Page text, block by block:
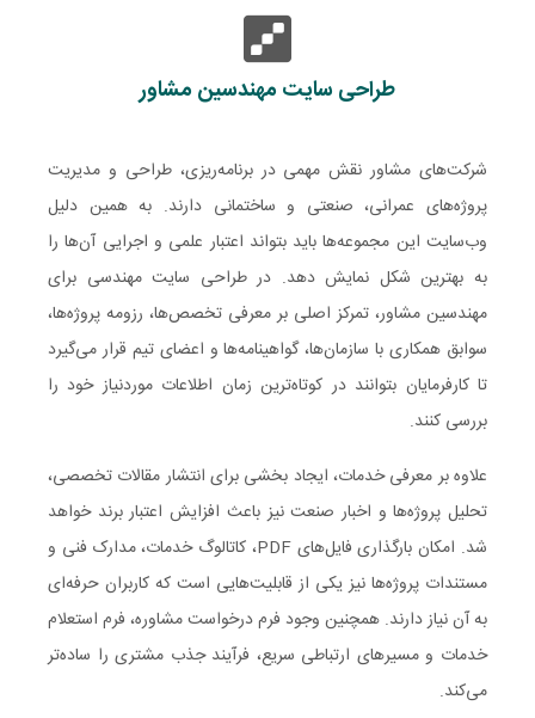
طراحی سایت مهندسین مشاور
شرکت‌های مشاور نقش مهمی در برنامه‌ریزی، طراحی و مدیریت
پروژه‌های عمرانی، صنعتی و ساختمانی دارند. به همین دلیل
وب‌سایت این مجموعه‌ها باید بتواند اعتبار علمی و اجرایی آن‌ها را
به بهترین شکل نمایش دهد. در طراحی سایت مهندسی برای
مهندسین مشاور، تمرکز اصلی بر معرفی تخصص‌ها، رزومه پروژه‌ها،
سوابق همکاری با سازمان‌ها، گواهینامه‌ها و اعضای تیم قرار می‌گیرد
تا کارفرمایان بتوانند در کوتاه‌ترین زمان اطلاعات موردنیاز خود را
بررسی کنند.
علاوه بر معرفی خدمات، ایجاد بخشی برای انتشار مقالات تخصصی،
تحلیل پروژه‌ها و اخبار صنعت نیز باعث افزایش اعتبار برند خواهد
شد. امکان بارگذاری فایل‌های PDF، کاتالوگ خدمات، مدارک فنی و
مستندات پروژه‌ها نیز یکی از قابلیت‌هایی است که کاربران حرفه‌ای
به آن نیاز دارند. همچنین وجود فرم درخواست مشاوره، فرم استعلام
خدمات و مسیرهای ارتباطی سریع، فرآیند جذب مشتری را ساده‌تر
می‌کند.